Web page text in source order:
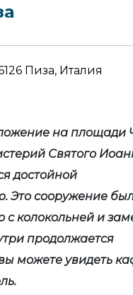
Пиза, Италия
на площади
Святого
достойной
Это сооружение
с колокольней и
продолжается
можете увидеть